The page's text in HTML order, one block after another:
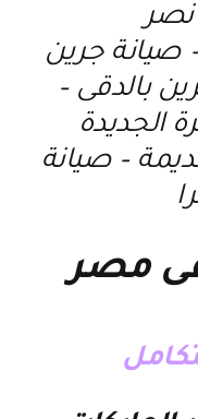
نصر
صيانة جرين
بالدقى –
الجديدة
– صيانة
مصر